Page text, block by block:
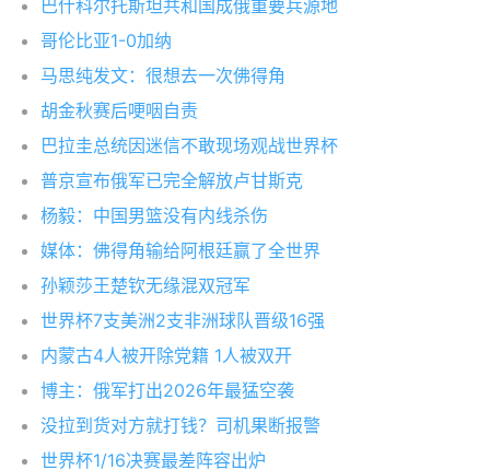
巴什科尔托斯坦共和国成俄重要兵源地
哥伦比亚1-0加纳
马思纯发文：很想去一次佛得角
胡金秋赛后哽咽自责
巴拉圭总统因迷信不敢现场观战世界杯
普京宣布俄军已完全解放卢甘斯克
杨毅：中国男篮没有内线杀伤
媒体：佛得角输给阿根廷赢了全世界
孙颖莎王楚钦无缘混双冠军
世界杯7支美洲2支非洲球队晋级16强
内蒙古4人被开除党籍 1人被双开
博主：俄军打出2026年最猛空袭
没拉到货对方就打钱？司机果断报警
世界杯1/16决赛最差阵容出炉